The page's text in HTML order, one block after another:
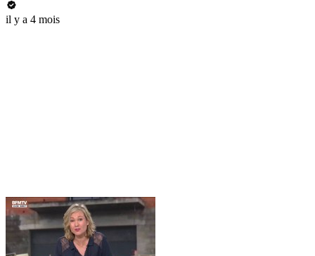
il y a 4 mois